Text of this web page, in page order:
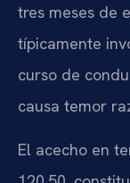
tres meses de
típicamente
curso de
causa temor
El acecho en